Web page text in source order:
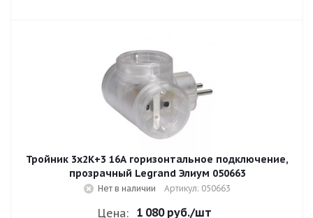
Тройник 3x2К+3 16A горизонтальное подключение,
прозрачный Legrand Элиум 050663
Нет в наличии Артикул: 050663
Цена: 1 080 руб./шт